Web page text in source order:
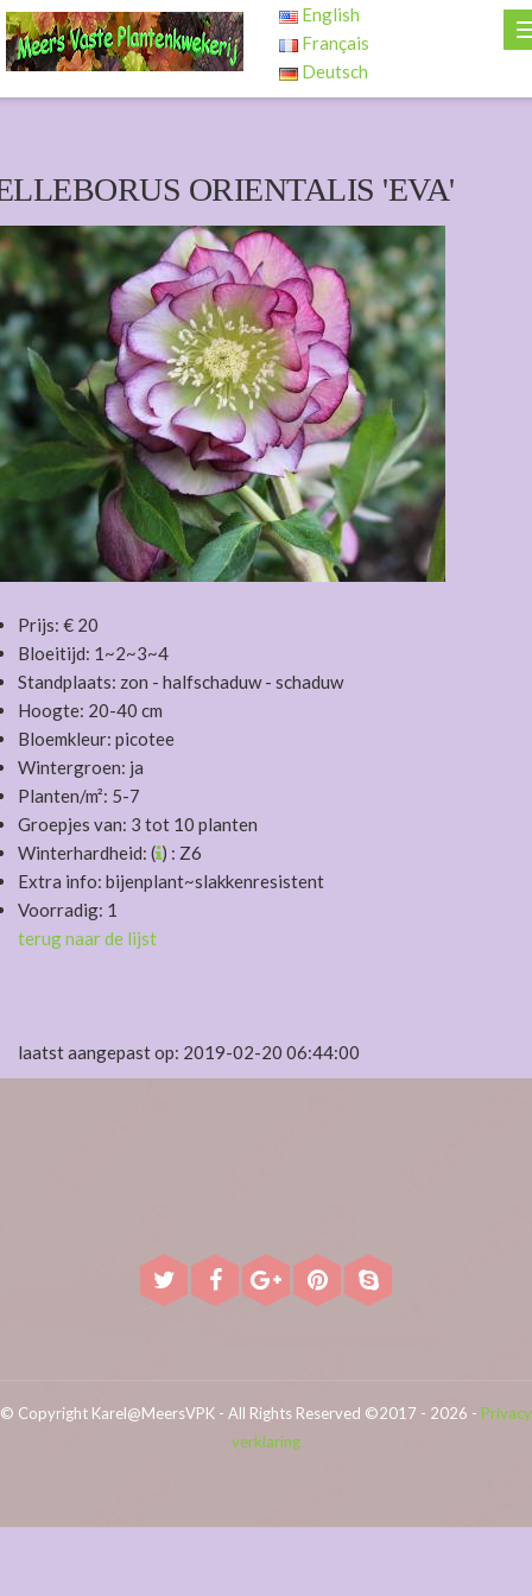
English
Français
Deutsch
ORIENTALIS 'EVA'
Prijs: € 20
Bloeitijd: 1~2~3~4
Standplaats: zon - halfschaduw - schaduw
Hoogte: 20-40 cm
Bloemkleur: picotee
Wintergroen: ja
Planten/m²: 5-7
Groepjes van: 3 tot 10 planten
Winterhardheid: ( ) : Z6
Extra info: bijenplant~slakkenresistent
Voorradig: 1
terug naar de lijst
laatst aangepast op: 2019-02-20 06:44:00
© Copyright Karel@MeersVPK - All Rights Reserved ©2017 - 2026 - Privacy
verklaring